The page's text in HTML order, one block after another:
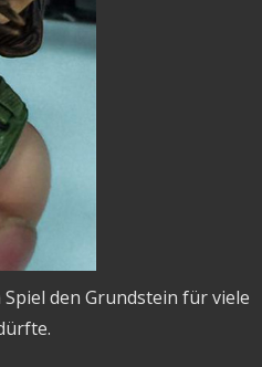
den Grundstein für viele